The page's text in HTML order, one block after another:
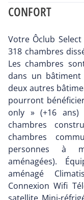
CONFORT
Votre Ôclub
318 chambres
Les chambres
dans un
deux autres
pourront
only » (+16
chambres
chambres
personnes à
aménagées).
aménagé
Connexion Wifi